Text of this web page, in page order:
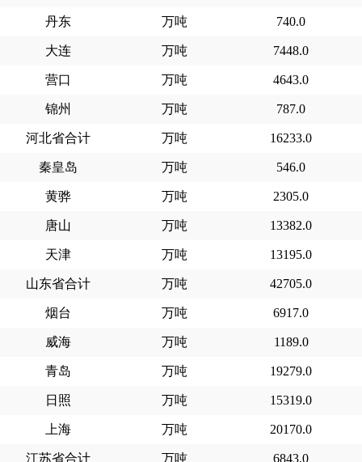
丹东 万吨 740.0
大连 万吨 7448.0
营口 万吨 4643.0
锦州 万吨 787.0
河北省合计 万吨 16233.0
秦皇岛 万吨 546.0
黄骅 万吨 2305.0
唐山 万吨 13382.0
天津 万吨 13195.0
山东省合计 万吨 42705.0
烟台 万吨 6917.0
威海 万吨 1189.0
青岛 万吨 19279.0
日照 万吨 15319.0
上海 万吨 20170.0
江苏省合计 万吨 6843.0